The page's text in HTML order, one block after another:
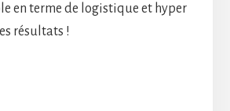
en terme de logistique et hyper
résultats !